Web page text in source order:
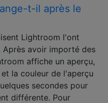
t-il après le
Lightroom l'ont
Après avoir importé des
affiche un aperçu,
la couleur de l'aperçu
secondes pour
différente. Pour